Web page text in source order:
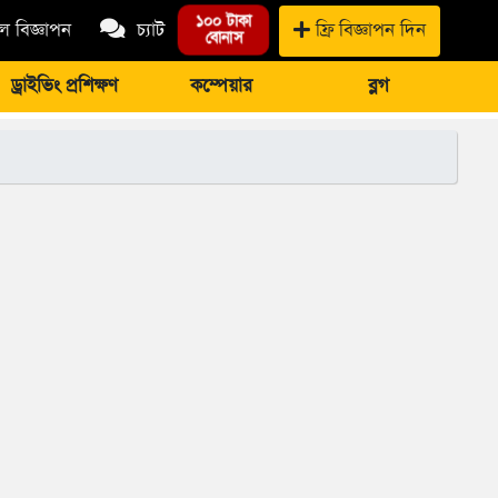
বিজ্ঞাপন চ্যাট ১০০ টাকা
বোনাস ফ্রি বিজ্ঞাপন দিন
ড্রাইভিং প্রশিক্ষণ কম্পেয়ার ব্লগ